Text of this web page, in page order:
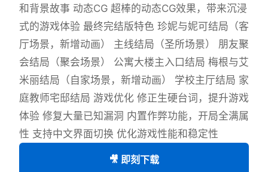
和背景故事 动态CG 超棒的动态CG效果，带来沉浸
式的游戏体验 最终完结版特色 珍妮与妮可结局（客
厅场景，新增动画） 主线结局（圣所场景） 朋友聚
会结局（聚会场景） 公寓大楼主入口结局 梅根与艾
米丽结局（自家场景，新增动画） 学校主厅结局 家
庭教师宅邸结局 游戏优化 修正生硬台词，提升游戏
体验 修复大量已知漏洞 内置作弊功能，开局全满属
性 支持中文界面切换 优化游戏性能和稳定性
🎥 即刻下载